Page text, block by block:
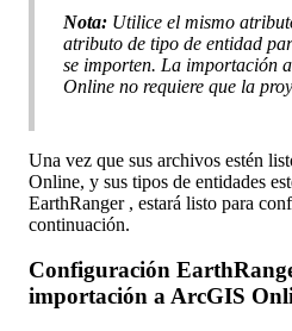
Nota: Utilice el mismo
atributo de tipo de entidad
se importen. La importación a
Online no requiere que la
Una vez que sus archivos estén
Online, y sus tipos de entidades est
EarthRanger , estará listo para
continuación.
Configuración
importación aArcGIS